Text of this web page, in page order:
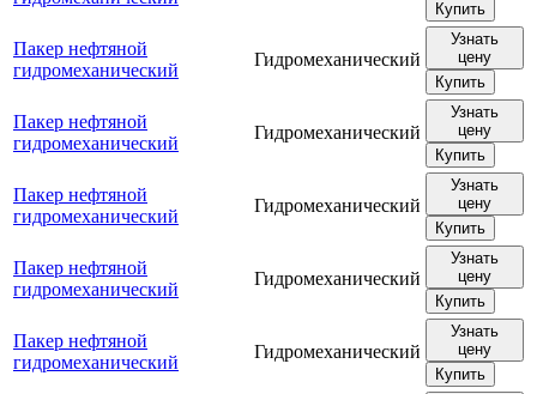
Купить
Пакер нефтяной
гидромеханический
Гидромеханический
Узнать
цену
Купить
Пакер нефтяной
гидромеханический
Гидромеханический
Узнать
цену
Купить
Пакер нефтяной
гидромеханический
Гидромеханический
Узнать
цену
Купить
Пакер нефтяной
гидромеханический
Гидромеханический
Узнать
цену
Купить
Пакер нефтяной
гидромеханический
Гидромеханический
Узнать
цену
Купить